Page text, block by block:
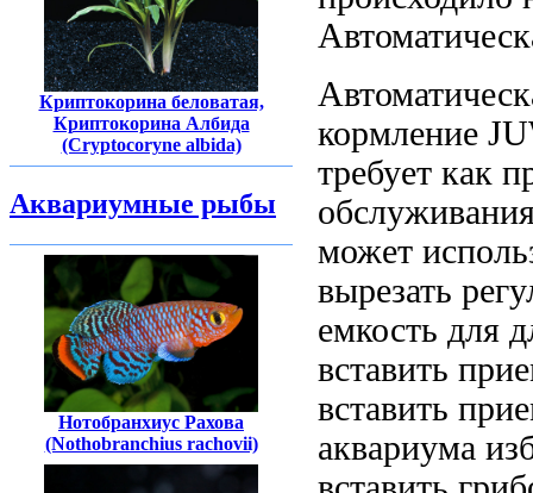
Криптокорина беловатая,
Криптокорина Албида
(Cryptocoryne albida)
Аквариумные рыбы
Нотобранхиус Рахова
(Nothobranchius rachovii)
кормление
требует как
может
вырезать
емкость для
вставить
вставить
аквариума